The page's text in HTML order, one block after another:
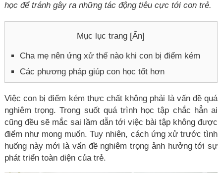
học để tránh gây ra những tác động tiêu cực tới con trẻ.
Mục lục trang [Ẩn]
Cha mẹ nên ứng xử thế nào khi con bị điểm kém
Các phương pháp giúp con học tốt hơn
Việc con bị điểm kém thực chất không phải là vấn đề quá
nghiêm trọng. Trong suốt quá trình học tập chắc hẳn ai
cũng đều sẽ mắc sai lầm dẫn tới việc bài tập không được
điểm như mong muốn. Tuy nhiên, cách ứng xử trước tình
huống này mới là vấn đề nghiêm trọng ảnh hưởng tới sự
phát triển toàn diện của trẻ.